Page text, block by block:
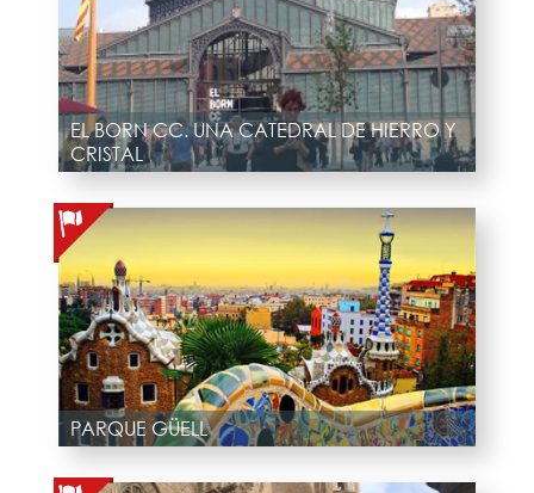
EL BORN CC. UNA CATEDRAL DE HIERRO Y
CRISTAL
PARQUE GÜELL